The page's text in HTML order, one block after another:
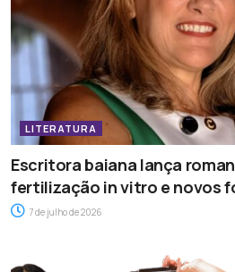
LITERATURA
Escritora baiana lança
fertilização in vitro e novos
7 de julho de 2026